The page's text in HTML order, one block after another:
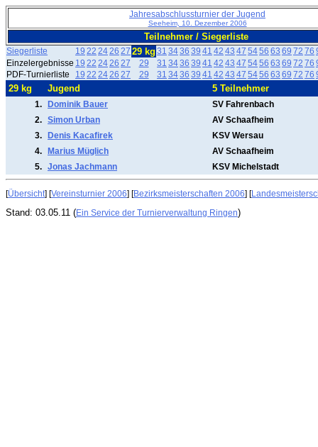
Jahresabschlussturnier der Jugend
Seeheim, 10. Dezember 2006
Teilnehmer / Siegerliste
Siegerliste 19 22 2426 27 29 kg 31 3436 39 41 42 43 47 5456 63 69 72 76
Einzelergebnisse 19 22 2426 27 29 31 3436 39 41 42 43 47 5456 63 69 72 76
PDF-Turnierliste
19 22 2426 27 29 31 3436 39 41 42 43 47 5456 63 69 72 76
29 kg Jugend 5 Teilnehmer
1. Dominik Bauer
SV Fahrenbach
2. Simon Urban
AV Schaafheim
3.
Denis Kacafirek
KSV Wersau
4.
Marius Müglich
AV Schaafheim
5. Jonas Jachmann KSV Michelstadt
[Übersicht] [Vereinsturnier 2006] [Bezirksmeisterschaften 2006] [
Stand: 03.05.11 (Ein Service der Turnierverwaltung Ringen)